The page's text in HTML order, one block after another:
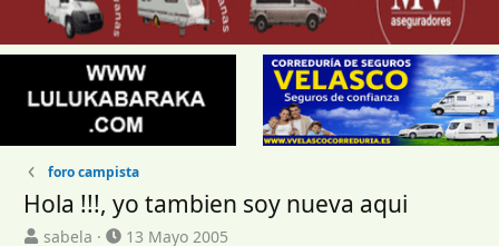
foro campista
Hola !!!, yo tambien soy nueva aqui
Isabela
F13 Mayo 2005